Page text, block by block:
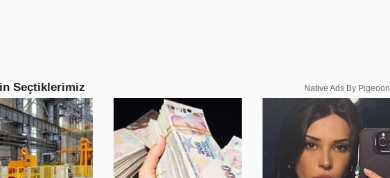
Seçtiklerimiz Native Ads By Pigeoon